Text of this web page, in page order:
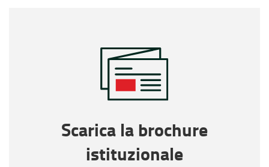
Scarica la brochure
istituzionale